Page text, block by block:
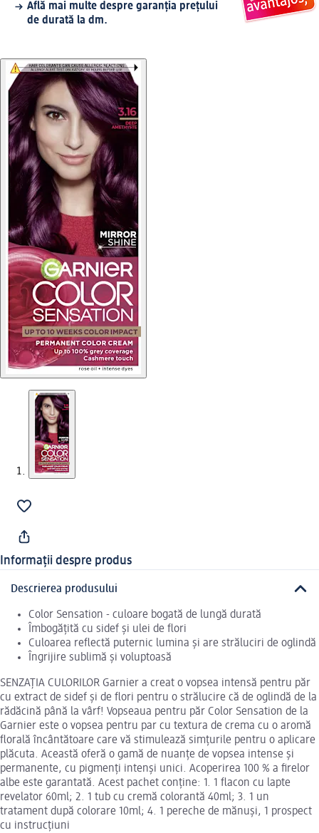
Află mai multe despre garanția prețului
de durată la dm.
Informații despre produs
Descrierea produsului
Color Sensation - culoare bogată de lungă durată
Îmbogățită cu sidef și ulei de flori
Culoarea reflectă puternic lumina și are străluciri de oglindă
Îngrijire sublimă și voluptoasă
SENZAȚIA CULORILOR Garnier a creat o vopsea intensă pentru păr
cu extract de sidef și de flori pentru o strălucire că de oglindă de la
rădăcină până la vârf! Vopseaua pentru păr Color Sensation de la
Garnier este o vopsea pentru par cu textura de crema cu o aromă
florală încântătoare care vă stimulează simțurile pentru o aplicare
plăcuta. Această oferă o gamă de nuanțe de vopsea intense și
permanente, cu pigmenți intenși unici. Acoperirea 100 % a firelor
albe este garantată. Acest pachet conține: 1. 1 flacon cu lapte
revelator 60ml; 2. 1 tub cu cremă colorantă 40ml; 3. 1 un
tratament după colorare 10ml; 4. 1 pereche de mănuși, 1 prospect
cu instrucțiuni